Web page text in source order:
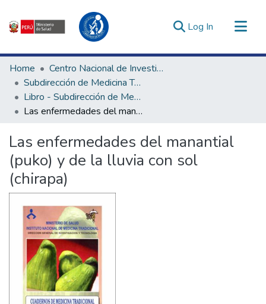
Log In (current)
Communities & Collections
All of DSpace
Statistics
Estadísticas Externas
Enlaces de interés ▾
Home
Centro Nacional de Investigación Social e Interculturalidad en Salud
Subdirección de Medicina Tradicional, Interculturalidad e Investigación Social en Salud
Libro - Subdirección de Medicina Tradicional, Interculturalidad e Investigación Social en Salud
Las enfermedades del manantial (puko) y de la lluvia con sol (chirapa)
Las enfermedades del manantial
(puko) y de la lluvia con sol
(chirapa)